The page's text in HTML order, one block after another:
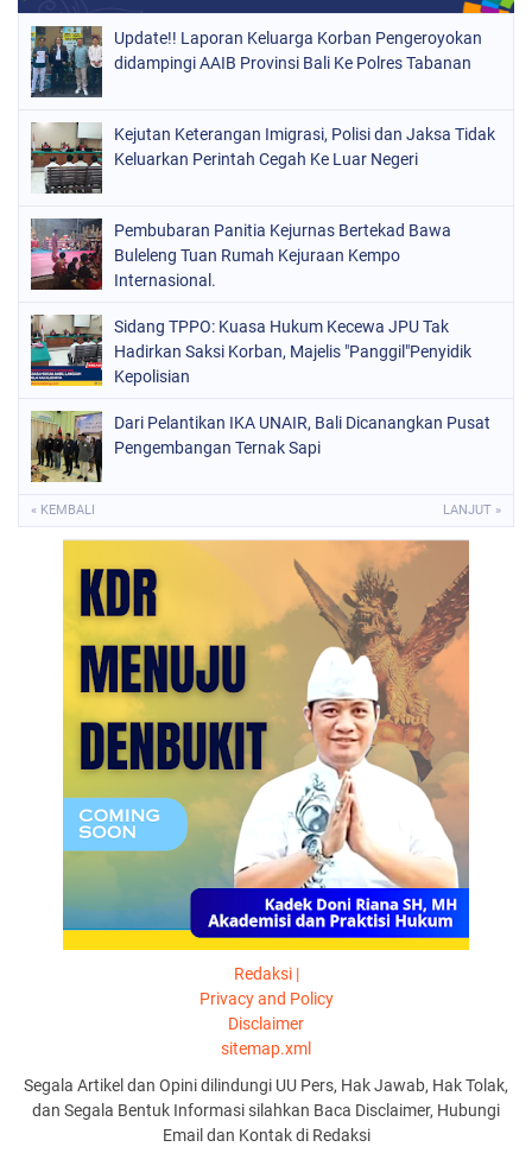
Update!! Laporan Keluarga Korban Pengeroyokan
didampingi AAIB Provinsi Bali Ke Polres Tabanan
Kejutan Keterangan Imigrasi, Polisi dan Jaksa Tidak
Keluarkan Perintah Cegah Ke Luar Negeri
Pembubaran Panitia Kejurnas Bertekad Bawa
Buleleng Tuan Rumah Kejuraan Kempo
Internasional.
Sidang TPPO: Kuasa Hukum Kecewa JPU Tak
Hadirkan Saksi Korban, Majelis "Panggil"Penyidik
Kepolisian
Dari Pelantikan IKA UNAIR, Bali Dicanangkan Pusat
Pengembangan Ternak Sapi
« KEMBALI LANJUT »
Redaksi |
Privacy and Policy
Disclaimer
sitemap.xml
Segala Artikel dan Opini dilindungi UU Pers, Hak Jawab, Hak Tolak,
dan Segala Bentuk Informasi silahkan Baca Disclaimer, Hubungi
Email dan Kontak di Redaksi